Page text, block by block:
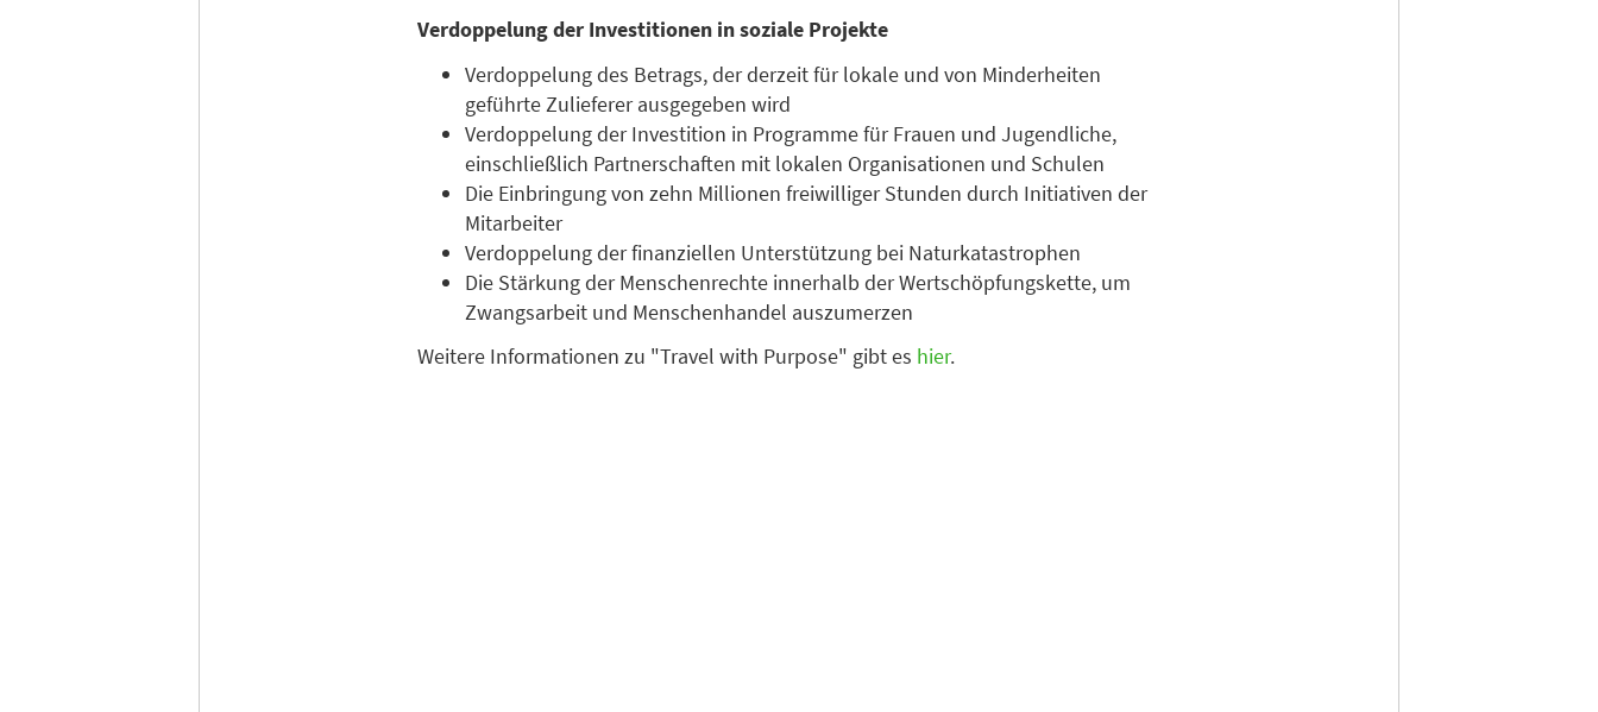
Verdoppelung der Investitionen in soziale Projekte
Verdoppelung des Betrags, der derzeit für lokale und von Minderheiten
geführte Zulieferer ausgegeben wird
Verdoppelung der Investition in Programme für Frauen und Jugendliche,
einschließlich Partnerschaften mit lokalen Organisationen und Schulen
Die Einbringung von zehn Millionen freiwilliger Stunden durch Initiativen der
Mitarbeiter
Verdoppelung der finanziellen Unterstützung bei Naturkatastrophen
Die Stärkung der Menschenrechte innerhalb der Wertschöpfungskette, um
Zwangsarbeit und Menschenhandel auszumerzen
Weitere Informationen zu "Travel with Purpose" gibt es hier.